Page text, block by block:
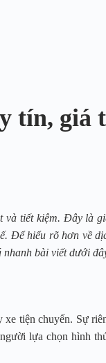
tín, giá
và tiết kiệm. Đây là
Để hiểu rõ hơn về
bài viết dưới
xe tiện chuyến. Sự
lựa chọn hình